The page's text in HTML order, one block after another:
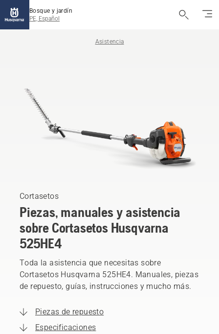
Bosque y jardín
PE, Español
Asistencia
Cortasetos
Piezas, manuales y asistencia
sobre Cortasetos Husqvarna
525HE4
Toda la asistencia que necesitas sobre
Cortasetos Husqvarna 525HE4. Manuales, piezas
de repuesto, guías, instrucciones y mucho más.
Piezas de repuesto
Especificaciones